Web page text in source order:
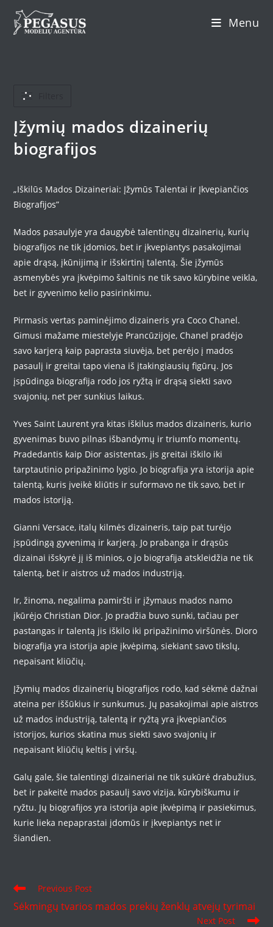
content
Menu
Įžymių mados dizainerių
biografijos
„Iškilūs Mados Dizaineriai: Įžymūs Talentai ir Įkvepiančios
Biografijos”
Mados pasaulyje yra daugybė talentingų dizainerių, kurių
biografijos ne tik įdomios, bet ir įkvepiantys pasakojimai
apie drąsą, įkūnijimą ir išskirtinį talentą. Šie įžymūs
asmenybės yra įkvėpimo šaltinis ne tik savo kūrybine veikla,
bet ir gyvenimo kelio pasirinkimu.
Pirmasis vertas paminėjimo dizaineris yra Coco Chanel.
Gimusi mažame miestelyje Prancūzijoje, Chanel pradėjo
savo karjerą kaip paprasta siuvėja, bet perėjo į mados
pasaulį ir greitai tapo viena iš įtakingiausių figūrų. Jos
įspūdinga biografija rodo jos ryžtą ir drąsą siekti savo
svajonių, net per sunkius laikus.
Yves Saint Laurent yra kitas iškilus mados dizaineris, kurio
gyvenimas buvo pilnas išbandymų ir triumfo momentų.
Pradedantis kaip Dior asistentas, jis greitai iškilo iki
tarptautinio pripažinimo lygio. Jo biografija yra istorija apie
talentą, kuris įveikė kliūtis ir suformavo ne tik savo, bet ir
mados istoriją.
Gianni Versace, italų kilmės dizaineris, taip pat turėjo
įspūdingą gyvenimą ir karjerą. Jo prabanga ir drąsūs
dizainai išskyrė jį iš minios, o jo biografija atskleidžia ne tik
talentą, bet ir aistros už mados industriją.
Ir, žinoma, negalima pamiršti ir įžymaus mados namo
įkūrėjo Christian Dior. Jo pradžia buvo sunki, tačiau per
pastangas ir talentą jis iškilo iki pripažinimo viršūnės. Dioro
biografija yra istorija apie įkvėpimą, siekiant savo tikslų,
nepaisant kliūčių.
Įžymių mados dizainerių biografijos rodo, kad sėkmė dažnai
ateina per iššūkius ir sunkumus. Jų pasakojimai apie aistros
už mados industriją, talentą ir ryžtą yra įkvepiančios
istorijos, kurios skatina mus siekti savo svajonių ir
nepaisant kliūčių keltis į viršų.
Galų gale, šie talentingi dizaineriai ne tik sukūrė drabužius,
bet ir pakeitė mados pasaulį savo vizija, kūrybiškumu ir
ryžtu. Jų biografijos yra istorija apie įkvėpimą ir pasiekimus,
kurie lieka nepaprastai įdomūs ir įkvepiantys net ir
šiandien.
Read
more
articles
Previous Post
Sėkmingų tvarios mados prekių ženklų atvejų tyrimai
Next Post